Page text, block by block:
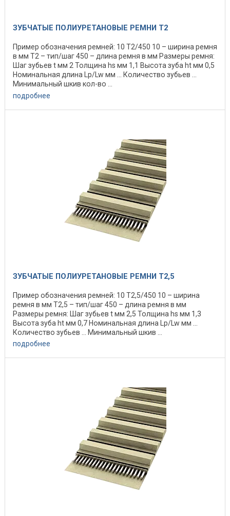
ЗУБЧАТЫЕ ПОЛИУРЕТАНОВЫЕ РЕМНИ T2
Пример обозначения ремней: 10 Т2/450 10 – ширина ремня
в мм Т2 – тип/шаг 450 – длина ремня в мм Размеры ремня:
Шаг зубьев t мм 2 Толщина hs мм 1,1 Высота зуба ht мм 0,5
Номинальная длина Lp/Lw мм ... Количество зубьев ...
Минимальный шкив кол-во ...
подробнее
ЗУБЧАТЫЕ ПОЛИУРЕТАНОВЫЕ РЕМНИ T2,5
Пример обозначения ремней: 10 Т2,5/450 10 – ширина
ремня в мм Т2,5 – тип/шаг 450 – длина ремня в мм
Размеры ремня: Шаг зубьев t мм 2,5 Толщина hs мм 1,3
Высота зуба ht мм 0,7 Номинальная длина Lp/Lw мм ...
Количество зубьев ... Минимальный шкив ...
подробнее